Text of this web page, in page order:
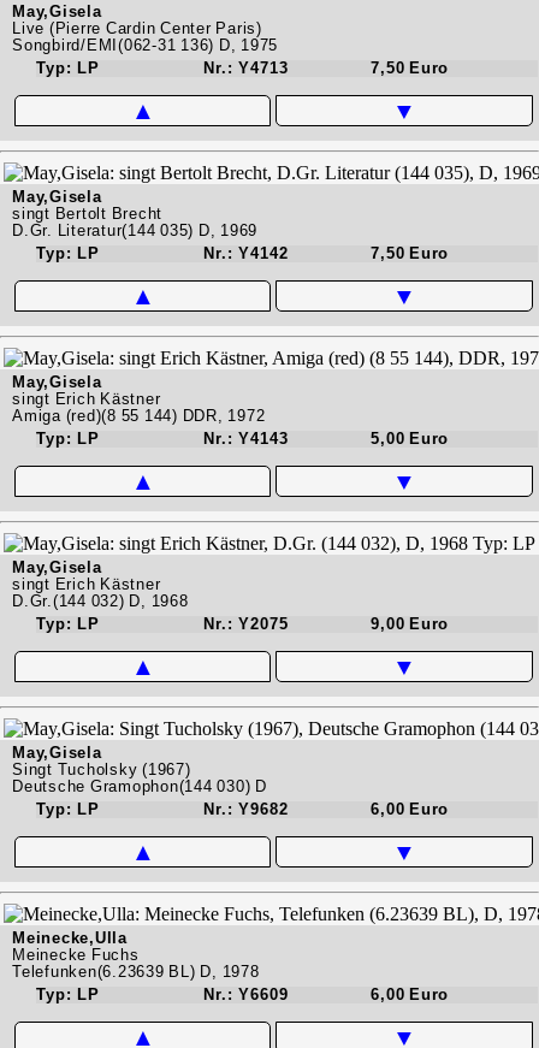
May,Gisela
Live (Pierre Cardin Center Paris)
Songbird/EMI(062-31 136) D, 1975
Typ: LP
Nr.: Y4713 7,50 Euro
▲ ▼
May,Gisela
singt Bertolt Brecht
D.Gr. Literatur(144 035) D, 1969
Typ: LP
Nr.: Y4142 7,50 Euro
▲ ▼
May,Gisela
singt Erich Kästner
Amiga (red)(8 55 144) DDR, 1972
Typ: LP
Nr.: Y4143 5,00 Euro
▲ ▼
May,Gisela
singt Erich Kästner
D.Gr.(144 032) D, 1968
Typ: LP
Nr.: Y2075 9,00 Euro
▲ ▼
May,Gisela
Singt Tucholsky (1967)
Deutsche Gramophon(144 030) D
Typ: LP
Nr.: Y9682 6,00 Euro
▲ ▼
Meinecke,Ulla
Meinecke Fuchs
Telefunken(6.23639 BL) D, 1978
Typ: LP
Nr.: Y6609 6,00 Euro
▲ ▼